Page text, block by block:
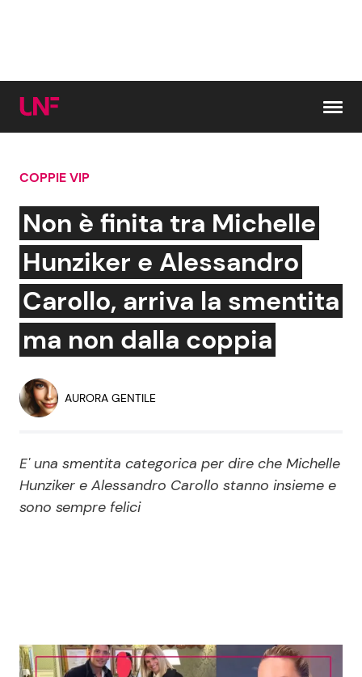
Cerca:
News e Cronaca
Attualità Italiana
Economia
Persone Scomparse
Politica
Gossip e TV
Bellezze VIP
Coppie VIP
Reality e Talent
News Musica
COPPIE VIP
Non è finita tra Michelle
Hunziker e Alessandro
Carollo, arriva la smentita
ma non dalla coppia
AURORA GENTILE
E' una smentita categorica per dire che Michelle
Hunziker e Alessandro Carollo stanno insieme e
sono sempre felici